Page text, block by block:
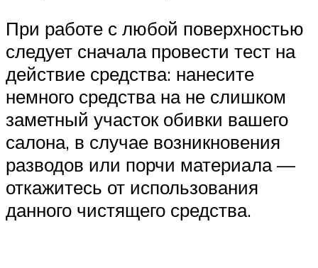
При работе с любой поверхностью
следует сначала провести тест на
действие средства: нанесите
немного средства на не слишком
заметный участок обивки вашего
салона, в случае возникновения
разводов или порчи материала —
откажитесь от использования
данного чистящего средства.